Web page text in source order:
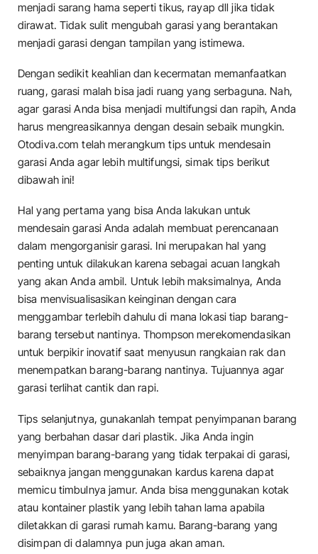
menjadi sarang hama seperti tikus, rayap dll jika tidak
dirawat. Tidak sulit mengubah garasi yang berantakan
menjadi garasi dengan tampilan yang istimewa.
Dengan sedikit keahlian dan kecermatan memanfaatkan
ruang, garasi malah bisa jadi ruang yang serbaguna. Nah,
agar garasi Anda bisa menjadi multifungsi dan rapih, Anda
harus mengreasikannya dengan desain sebaik mungkin.
Otodiva.com telah merangkum tips untuk mendesain
garasi Anda agar lebih multifungsi, simak tips berikut
dibawah ini!
Hal yang pertama yang bisa Anda lakukan untuk
mendesain garasi Anda adalah membuat perencanaan
dalam mengorganisir garasi. Ini merupakan hal yang
penting untuk dilakukan karena sebagai acuan langkah
yang akan Anda ambil. Untuk lebih maksimalnya, Anda
bisa menvisualisasikan keinginan dengan cara
menggambar terlebih dahulu di mana lokasi tiap barang-
barang tersebut nantinya. Thompson merekomendasikan
untuk berpikir inovatif saat menyusun rangkaian rak dan
menempatkan barang-barang nantinya. Tujuannya agar
garasi terlihat cantik dan rapi.
Tips selanjutnya, gunakanlah tempat penyimpanan barang
yang berbahan dasar dari plastik. Jika Anda ingin
menyimpan barang-barang yang tidak terpakai di garasi,
sebaiknya jangan menggunakan kardus karena dapat
memicu timbulnya jamur. Anda bisa menggunakan kotak
atau kontainer plastik yang lebih tahan lama apabila
diletakkan di garasi rumah kamu. Barang-barang yang
disimpan di dalamnya pun juga akan aman.